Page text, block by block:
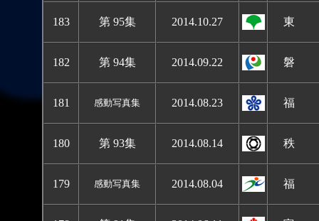
183 第 95集 2014.10.27 東
182 第 94集 2014.09.22 磐
181 感動写真集 2014.08.23 福
180 第 93集 2014.08.14 秩
179 感動写真集 2014.08.04 福